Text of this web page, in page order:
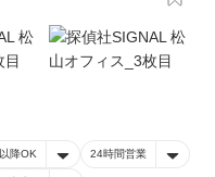
降OK 24時間営業